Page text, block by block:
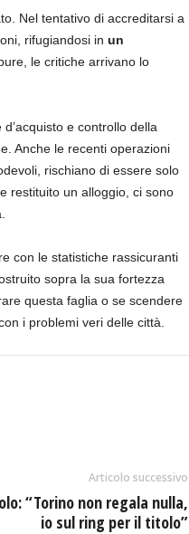
Nel tentativo di accreditarsi a
rifugiandosi in un
le critiche arrivano lo
e controllo della
Anche le recenti operazioni
rischiano di essere solo
restituito un alloggio, ci sono
con le statistiche rassicuranti
sopra la sua fortezza
questa faglia o se scendere
i problemi veri delle città.
Articolo successivo
“Torino non regala nulla,
io sul ring per il titolo”